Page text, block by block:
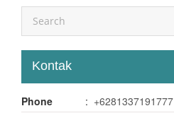
Kontak
Phone : +6281337191777